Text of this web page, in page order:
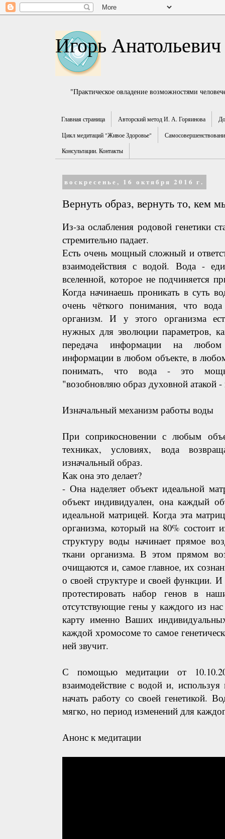
Игорь
"Практическое овладение возможностями
Главная страница Авторский метод И. А. Горяинова
Цикл медитаций "Живое Здоровье"
Консультации. Контакты
воскресенье, 16 октября 2016 г.
Вернуть образ, вернуть то, кем
Из-за ослабления родовой генетики
стремительно падает.
Есть очень мощный сложный и
взаимодействия с водой. Вода -
вселенной, которое не подчиняется
Когда начинаешь проникать в суть
очень чёткого понимания, что
организм. И у этого организма
нужных для эволюции параметров,
передача информации на любом
информации в любом объекте, в
понимать, что вода - это
"возобновляю образ духовной атакой -
Изначальный механизм работы воды
При соприкосновении с любым
техниках, условиях, вода
изначальный образ.
Как она это делает?
- Она наделяет объект идеальной
объект индивидуален, она каждый
идеальной матрицей. Когда эта
организма, который на 80% состоит
структуру воды начинает прямое
ткани организма. В этом прямом
очищаются и, самое главное, их
о своей структуре и своей функции.
протестировать набор генов в
отсутствующие гены у каждого из
карту именно Ваших
каждой хромосоме то самое
ней звучит.
С помощью медитации от
взаимодействие с водой и,
начать работу со своей генетикой.
мягко, но период изменений для
Анонс к медитации